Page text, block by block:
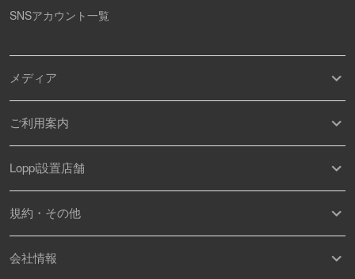
SNSアカウント一覧
メディア
ご利用案内
Loppi設置店舗
規約・その他
会社情報